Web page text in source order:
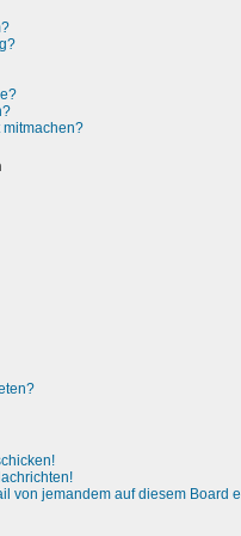
mitmachen?
von jemandem auf diesem Board